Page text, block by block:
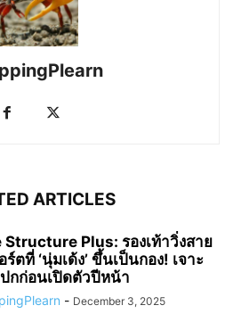
ARTICLES
Structure Plus: รองเท้าวิ่งสาย
ตที่ ‘นุ่มเด้ง’ ขึ้นเป็นกอง! เจาะ
ปกก่อนเปิดตัวปีหน้า
- December 3, 2025